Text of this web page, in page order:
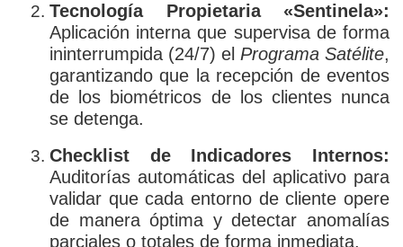
Tecnología Propietaria «Sentinela»:
Aplicación interna que supervisa de forma
ininterrumpida (24/7) el Programa Satélite,
garantizando que la recepción de eventos
de los biométricos de los clientes nunca
se detenga.
Checklist de Indicadores Internos:
Auditorías automáticas del aplicativo para
validar que cada entorno de cliente opere
de manera óptima y detectar anomalías
parciales o totales de forma inmediata.